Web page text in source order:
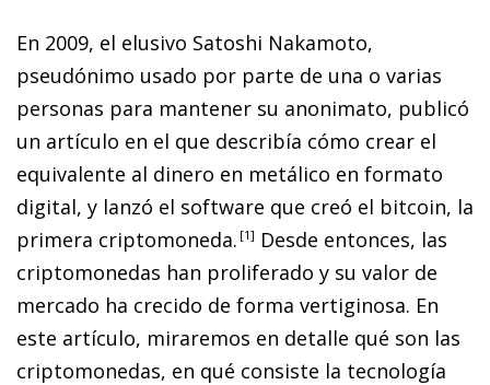
En 2009, el elusivo Satoshi Nakamoto,
pseudónimo usado por parte de una o varias
personas para mantener su anonimato, publicó
un artículo en el que describía cómo crear el
equivalente al dinero en metálico en formato
digital, y lanzó el software que creó el bitcoin, la
primera criptomoneda. 1
Desde entonces, las
criptomonedas han proliferado y su valor de
mercado ha crecido de forma vertiginosa. En
este artículo, miraremos en detalle qué son las
criptomonedas, en qué consiste la tecnología